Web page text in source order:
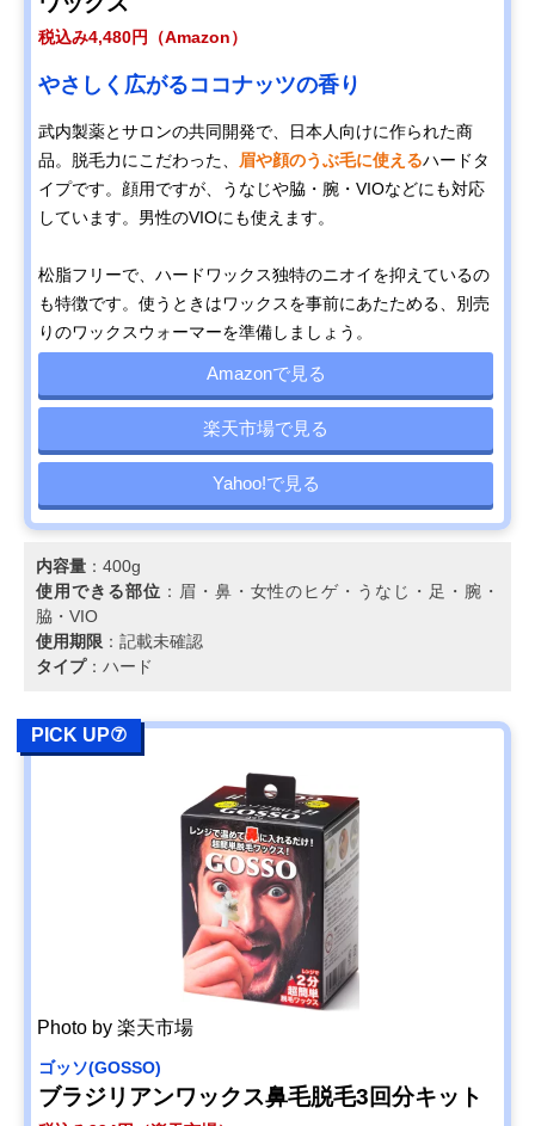
税込み4,480円（Amazon）
やさしく広がるココナッツの香り
武内製薬とサロンの共同開発で、日本人向けに作られた商
品。脱毛力にこだわった、 眉や顔のうぶ毛に使えるハードタ
イプです。顔用ですが、うなじや脇・腕・VIOなどにも対応
しています。男性のVIOにも使えます。
松脂フリーで、ハードワックス独特のニオイを抑えているの
も特徴です。使うときはワックスを事前にあたためる、別売
りのワックスウォーマーを準備しましょう。
Amazonで見る
楽天市場で見る
Yahoo!で見る
内容量 ：400g
使用できる部位 ：眉・鼻・女性のヒゲ・うなじ・足・腕・
脇・VIO
使用期限 ：記載未確認
タイプ：ハード
PICK UP⑦
Photo by 楽天市場
ゴッソ(GOSSO)
ブラジリアンワックス鼻毛脱毛3回分キット